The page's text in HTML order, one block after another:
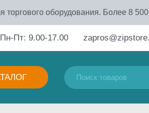
торгового оборудования. Более 8
Пн-Пт: 9.00-17.00